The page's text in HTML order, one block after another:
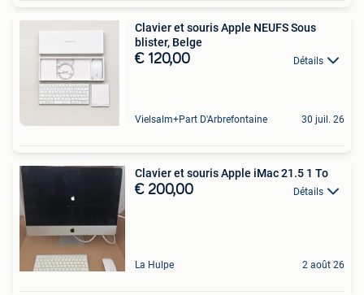
Clavier et souris Apple NEUFS Sous
blister, Belge
€ 120,00 Détails
Vielsalm+Part D'Arbrefontaine 30 juil. 26
Clavier et souris Apple iMac 21.5 1 To
€ 200,00 Détails
La Hulpe 2 août 26